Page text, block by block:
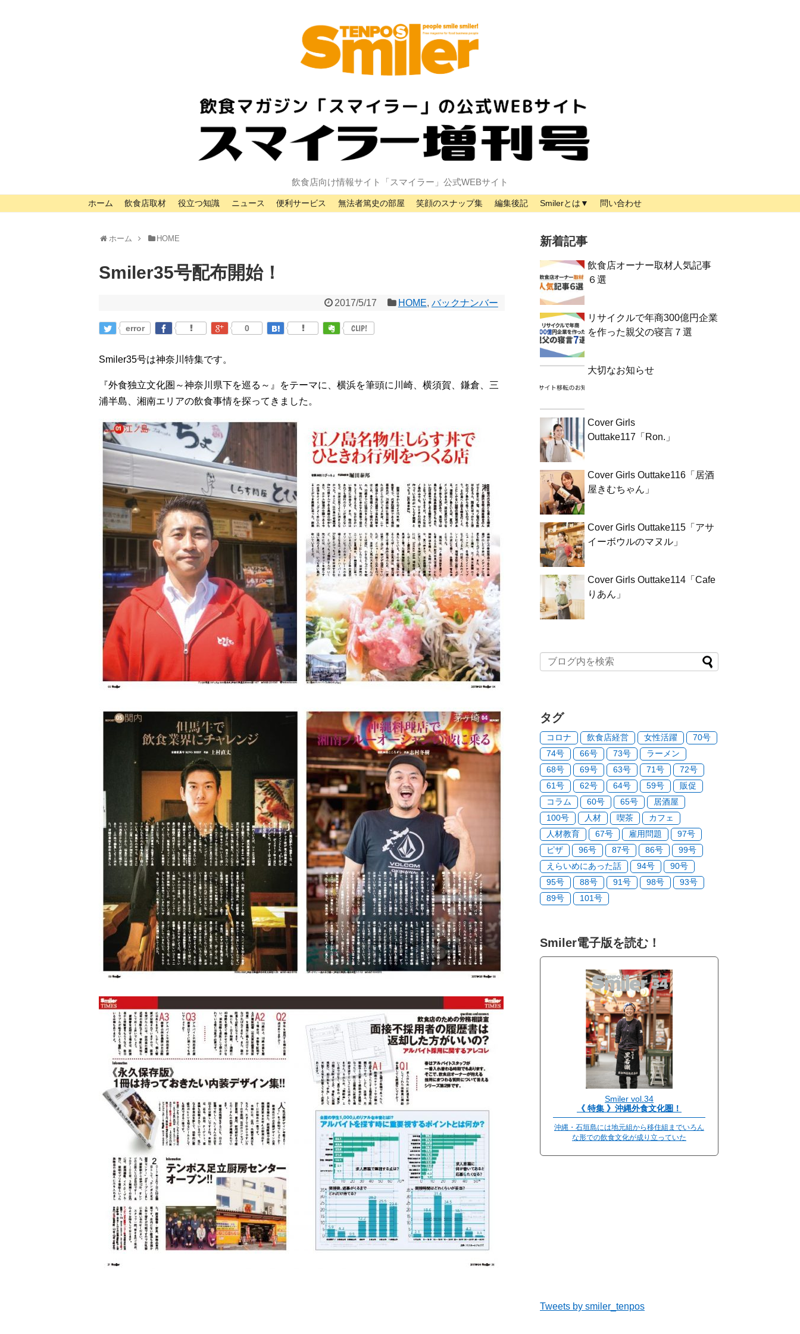
飲食店向け情報サイト「スマイラー」公式WEBサイト
ホーム 飲食店取材 役立つ知識 ニュース 便利サービス 無法者篤史の部屋 笑顔のスナップ集 編集後記 Smilerとは▼ 問い合わせ
ホーム HOME
Smiler35号配布開始！
2017/5/17 HOME, バックナンバー
error 0 CLIP!
Smiler35号は神奈川特集です。
『外食独立文化圏～神奈川県下を巡る～』をテーマに、横浜を筆頭に川崎、横須賀、鎌倉、三
浦半島、湘南エリアの飲食事情を探ってきました。
新着記事
飲食店オーナー取材人気記事
６選
リサイクルで年商300億円企業
を作った親父の寝言７選
大切なお知らせ
Cover Girls
Outtake117「Ron.」
Cover Girls Outtake116「居酒
屋きむちゃん」
Cover Girls Outtake115「アサ
イーボウルのマヌル」
Cover Girls Outtake114「Cafe
りあん」
タグ
コロナ 飲食店経営 女性活躍
70号
74号
66号 73号
ラーメン
68号
69号 63号 71号
72号
61号
62号 64号 59号
販促
コラム
60号 65号
居酒屋
100号
人材 喫茶
カフェ
人材教育
67号 雇用問題
97号
ピザ
96号 87号 86号
99号
えらいめにあった話
94号
90号
95号
88号 91号 98号
93号
89号
101号
Smiler電子版を読む！
Smiler vol.34
《 特集 》沖縄外食文化圏！
沖縄・石垣島には地元組から移住組までいろん
な形での飲食文化が成り立っていた
Tweets by smiler_tenpos